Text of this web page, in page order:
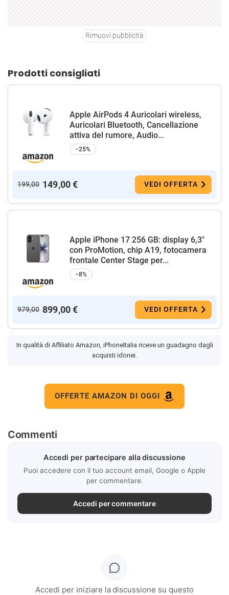
Rimuovi pubblicità
Prodotti consigliati
Apple AirPods 4 Auricolari wireless,
Auricolari Bluetooth, Cancellazione
attiva del rumore, Audio...
−25%
199,00 149,00 € VEDI OFFERTA
Apple iPhone 17 256 GB: display 6,3"
con ProMotion, chip A19, fotocamera
frontale Center Stage per...
−8%
979,00 899,00 € VEDI OFFERTA
In qualità di Affiliato Amazon, iPhoneItalia riceve un guadagno dagli
acquisti idonei.
OFFERTE AMAZON DI OGGI
Commenti
Accedi per partecipare alla discussione
Puoi accedere con il tuo account email, Google o Apple
per commentare.
Accedi per commentare
Accedi per iniziare la discussione su questo